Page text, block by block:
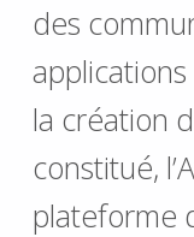
des
la création
constitué,
plateforme